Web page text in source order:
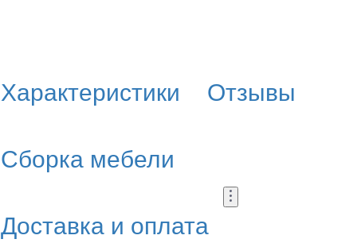
Характеристики
Отзывы
Сборка мебели
Доставка и оплата